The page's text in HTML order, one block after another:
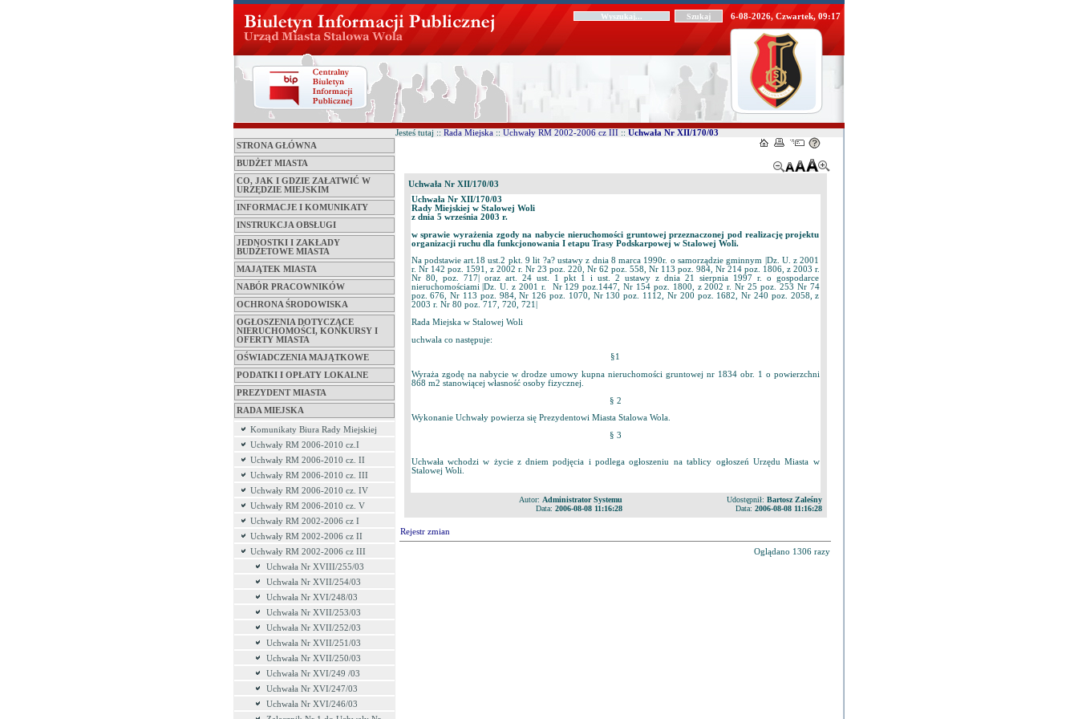
6-08-2026, Czwartek, 09:17
STRONA GŁÓWNA
BUDŻET MIASTA
CO, JAK I GDZIE ZAŁATWIĆ W
URZĘDZIE MIEJSKIM
INFORMACJE I KOMUNIKATY
INSTRUKCJA OBSŁUGI
JEDNOSTKI I ZAKŁADY
BUDŻETOWE MIASTA
MAJĄTEK MIASTA
NABÓR PRACOWNIKÓW
OCHRONA ŚRODOWISKA
OGŁOSZENIA DOTYCZĄCE
NIERUCHOMOŚCI, KONKURSY I
OFERTY MIASTA
OŚWIADCZENIA MAJĄTKOWE
PODATKI I OPŁATY LOKALNE
PREZYDENT MIASTA
RADA MIEJSKA
Komunikaty Biura Rady Miejskiej
Uchwały RM 2006-2010 cz.I
Uchwały RM 2006-2010 cz. II
Uchwały RM 2006-2010 cz. III
Uchwały RM 2006-2010 cz. IV
Uchwały RM 2006-2010 cz. V
Uchwały RM 2002-2006 cz I
Uchwały RM 2002-2006 cz II
Uchwały RM 2002-2006 cz III
Uchwała Nr XVIII/255/03
Uchwała Nr XVII/254/03
Uchwała Nr XVI/248/03
Uchwała Nr XVII/253/03
Uchwała Nr XVII/252/03
Uchwała Nr XVII/251/03
Uchwała Nr XVII/250/03
Uchwała Nr XVI/249 /03
Uchwała Nr XVI/247/03
Uchwała Nr XVI/246/03
Jesteś tutaj :: Rada Miejska :: Uchwały RM 2002-2006 cz III :: Uchwała Nr XII/170/03
Uchwała Nr XII/170/03
Uchwała Nr XII/170/03
Rady Miejskiej w Stalowej Woli
z dnia 5 września 2003 r.
w sprawie wyrażenia zgody na nabycie nieruchomości gruntowej przeznaczonej pod realizację projektu
organizacji ruchu dla funkcjonowania I etapu Trasy Podskarpowej w Stalowej Woli.
Na podstawie art.18 ust.2 pkt. 9 lit ?a? ustawy z dnia 8 marca 1990r. o samorządzie gminnym |Dz. U. z 2001
r. Nr 142 poz. 1591, z 2002 r. Nr 23 poz. 220, Nr 62 poz. 558, Nr 113 poz. 984, Nr 214 poz. 1806, z 2003 r.
Nr 80, poz. 717| oraz art. 24 ust. 1 pkt 1 i ust. 2 ustawy z dnia 21 sierpnia 1997 r. o gospodarce
nieruchomościami |Dz. U. z 2001 r. Nr 129 poz.1447, Nr 154 poz. 1800, z 2002 r. Nr 25 poz. 253 Nr 74
poz. 676, Nr 113 poz. 984, Nr 126 poz. 1070, Nr 130 poz. 1112, Nr 200 poz. 1682, Nr 240 poz. 2058, z
2003 r. Nr 80 poz. 717, 720, 721|
Rada Miejska w Stalowej Woli
uchwala co następuje:
§1
Wyraża zgodę na nabycie w drodze umowy kupna nieruchomości gruntowej nr 1834 obr. 1 o powierzchni
868 m2 stanowiącej własność osoby fizycznej.
§ 2
Wykonanie Uchwały powierza się Prezydentowi Miasta Stalowa Wola.
§ 3
Uchwała wchodzi w życie z dniem podjęcia i podlega ogłoszeniu na tablicy ogłoszeń Urzędu Miasta w
Stalowej Woli.
Autor: Administrator Systemu
Data: 2006-08-08 11:16:28
Udostępnił: Bartosz Zaleśny
Data: 2006-08-08 11:16:28
Rejestr zmian
Oglądano 1306 razy